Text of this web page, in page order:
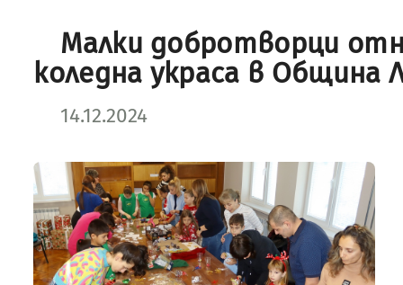
Малки добротворци
коледна украса в Община
14.12.2024